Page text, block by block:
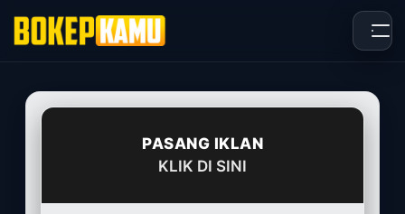
PASANG IKLAN
KLIK DI SINI